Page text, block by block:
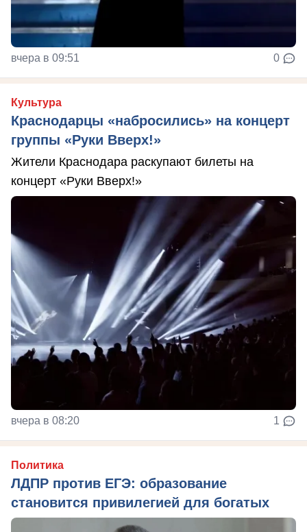
вчера в 09:51 0
Культура
Краснодарцы «набросились» на концерт
группы «Руки Вверх!»
Жители Краснодара раскупают билеты на
концерт «Руки Вверх!»
вчера в 08:20 1
Политика
ЛДПР против ЕГЭ: образование
становится привилегией для богатых